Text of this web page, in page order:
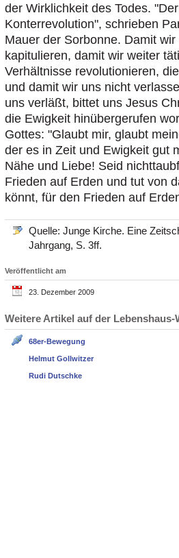
der Wirklichkeit des Todes.
Konterrevolution", schrieben
Mauer der Sorbonne. Damit
kapitulieren, damit wir weiter
Verhältnisse revolutionieren,
und damit wir uns nicht
uns verläßt, bittet uns Jesus
die Ewigkeit hinübergerufen
Gottes: "Glaubt mir, glaubt
der es in Zeit und Ewigkeit gut
Nähe und Liebe! Seid
Frieden auf Erden und tut von
könnt, für den Frieden auf
Quelle: Junge Kirche. Eine
Jahrgang, S. 3ff.
Veröffentlicht am
23. Dezember 2009
Weitere Artikel auf der
68er-Bewegung
Helmut Gollwitzer
Rudi Dutschke